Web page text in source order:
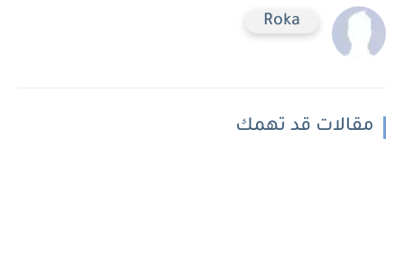
Roka
مقالات قد تهمك